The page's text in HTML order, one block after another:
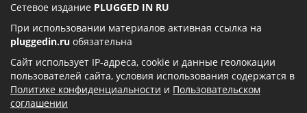
Сетевое издание PLUGGED IN RU
При использовании материалов активная ссылка на
pluggedin.ru обязательна
Сайт использует IP-адреса, cookie и данные геолокации
пользователей сайта, условия использования содержатся в
Политике конфиденциальности и Пользовательском
соглашении